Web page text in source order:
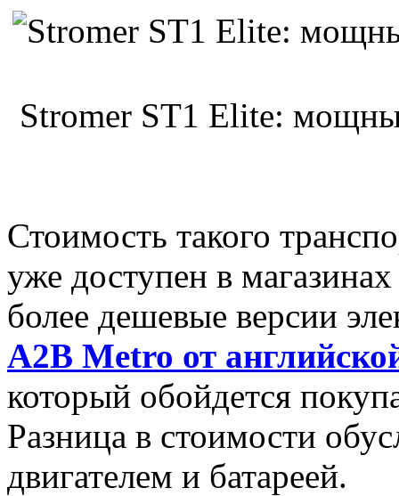
Stromer ST1 Elite:
Стоимость такого
уже доступен в
более дешевые версии
A2B Metro от
который обойдется
Разница в стоимости
двигателем и батареей.